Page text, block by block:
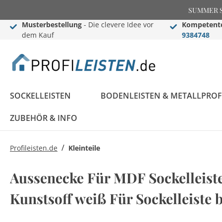
SUMMER
Musterbestellung - Die clevere Idee vor
dem Kauf
9384748
SOCKELLEISTEN BODENLEISTEN &
ZUBEHÖR & INFO
Konfigurator
Ausgleichsprofile
Abschlussprofile
Komplettprogramm
Komplettprogramm
LED Sockelleisten
Sockelleisten ABC
Stuckleisten ABC
Profileisten.de / Kleinteile
Aussenecke Für MDF
Kunstsoff weiß Für Sockelleiste